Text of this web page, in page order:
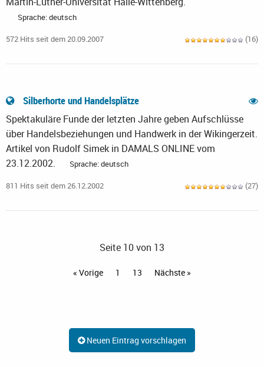
Sprache: deutsch
572 Hits seit dem 20.09.2007 (16)
Silberhorte und Handelsplätze
Spektakuläre Funde der letzten Jahre geben Aufschlüsse
über Handelsbeziehungen und Handwerk in der Wikingerzeit.
Artikel von Rudolf Simek in DAMALS ONLINE vom
23.12.2002.
Sprache: deutsch
811 Hits seit dem 26.12.2002 (27)
Seite 10 von 13
« Vorige 1 13 Nächste »
Neuen Eintrag vorschlagen